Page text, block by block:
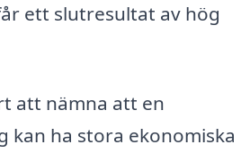
ett slutresultat av hög
att nämna att en
kan ha stora ekonomiska